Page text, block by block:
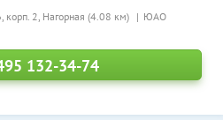
корп. 2, Нагорная (4.08 км) ЮАО
132-34-74